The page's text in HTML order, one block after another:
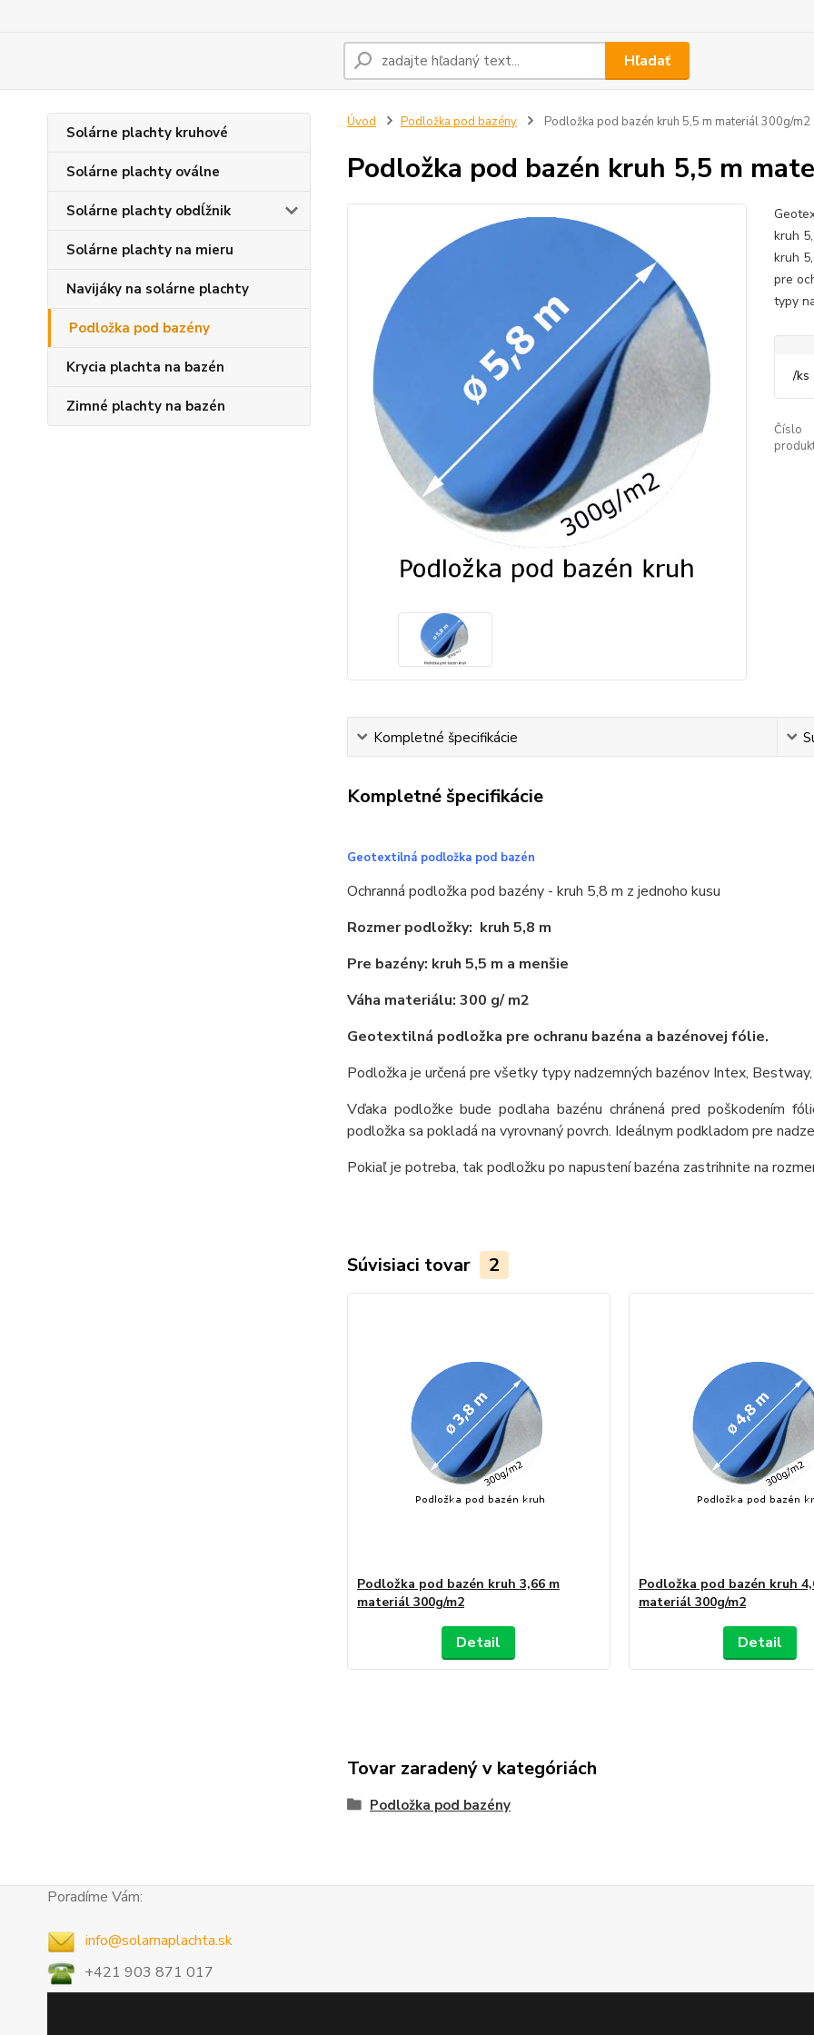
Hľadať
Solárne plachty kruhové
Solárne plachty oválne
Solárne plachty obdĺžnik
Solárne plachty na mieru
Navijáky na solárne plachty
Podložka pod bazény
Krycia plachta na bazén
Zimné plachty na bazén
Úvod Podložka pod bazény Podložka pod bazén kruh 5,5 m materiál 300g/m2
Podložka pod bazén kruh 5,5 m
kruh
kruh
pre
typy
/ks
Číslo
Kompletné špecifikácie
Kompletné špecifikácie
Geotextilná podložka pod bazén
Ochranná podložka pod bazény - kruh 5,8 m z jednoho kusu
Rozmer podložky: kruh 5,8 m
Pre bazény: kruh 5,5 m a menšie
Váha materiálu: 300 g/ m2
Geotextilná podložka pre ochranu bazéna a bazénovej fólie.
Podložka je určená pre všetky typy nadzemných bazénov Intex,
Vďaka podložke bude podlaha bazénu chránená pred poškodením
podložka sa pokladá na vyrovnaný povrch. Ideálnym podkladom pre
Pokiaľ je potreba, tak podložku po napustení bazéna zastrihnite na
Súvisiaci tovar 2
Podložka pod bazén kruh 3,66 m
materiál 300g/m2
Detail
Podložka pod bazén kruh
materiál 300g/m2
Detail
Tovar zaradený v kategóriách
Podložka pod bazény
Poradíme Vám:
info@solarnaplachta.sk
+421 903 871 017